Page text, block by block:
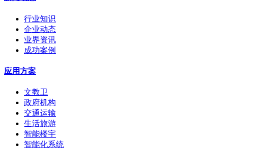
行业知识
企业动态
业界资讯
成功案例
应用方案
文教卫
政府机构
交通运输
生活旅游
智能楼宇
智能化系统